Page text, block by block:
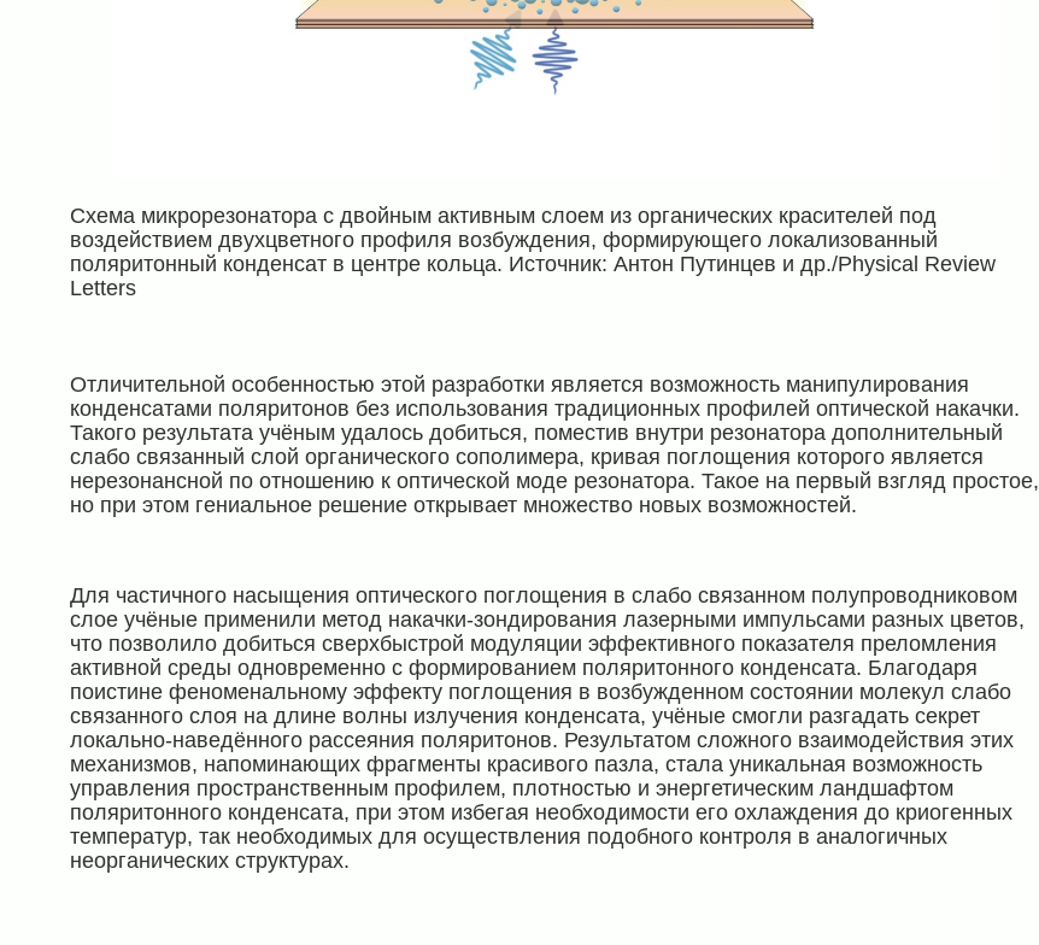
Схема микрорезонатора с двойным активным слоем из органических красителей под
воздействием двухцветного профиля возбуждения, формирующего локализованный
поляритонный конденсат в центре кольца. Источник: Антон Путинцев и др./Physical Review
Letters
Отличительной особенностью этой разработки является возможность манипулирования
конденсатами поляритонов без использования традиционных профилей оптической накачки.
Такого результата учёным удалось добиться, поместив внутри резонатора дополнительный
слабо связанный слой органического сополимера, кривая поглощения которого является
нерезонансной по отношению к оптической моде резонатора. Такое на первый взгляд простое,
но при этом гениальное решение открывает множество новых возможностей.
Для частичного насыщения оптического поглощения в слабо связанном полупроводниковом
слое учёные применили метод накачки-зондирования лазерными импульсами разных цветов,
что позволило добиться сверхбыстрой модуляции эффективного показателя преломления
активной среды одновременно с формированием поляритонного конденсата. Благодаря
поистине феноменальному эффекту поглощения в возбужденном состоянии молекул слабо
связанного слоя на длине волны излучения конденсата, учёные смогли разгадать секрет
локально-наведённого рассеяния поляритонов. Результатом сложного взаимодействия этих
механизмов, напоминающих фрагменты красивого пазла, стала уникальная возможность
управления пространственным профилем, плотностью и энергетическим ландшафтом
поляритонного конденсата, при этом избегая необходимости его охлаждения до криогенных
температур, так необходимых для осуществления подобного контроля в аналогичных
неорганических структурах.